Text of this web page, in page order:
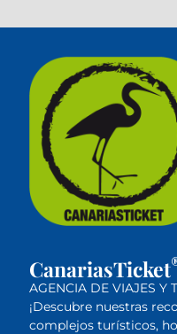
CanariasTicket
AGENCIA DE VIAJES Y
¡Descubre nuestras
complejos turísticos,